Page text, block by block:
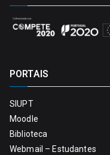
PORTAIS
SIUPT
Moodle
Biblioteca
Webmail – Estudantes